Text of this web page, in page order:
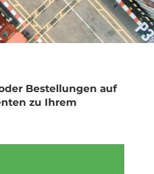
Bestellungen auf
zu Ihrem